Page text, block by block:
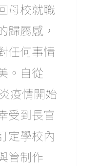
母校就職
歸屬感，
任何事情
。自從
疫情開始
受到長官
定學校內
管制作